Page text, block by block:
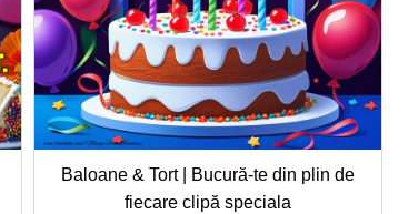
Baloane & Tort | Bucură-te din plin de
fiecare clipă speciala